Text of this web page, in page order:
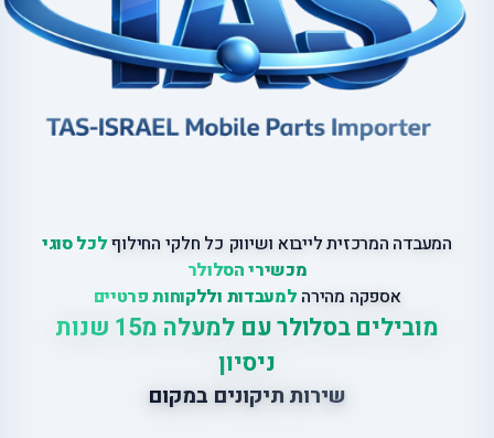
המעבדה המרכזית לייבוא ושיווק כל חלקי החילוףלכל סוגי
מכשירי הסלולר
אספקה מהירה למעבדות וללקוחות פרטיים
מובילים בסלולר עם למעלה מ15 שנות
ניסיון
שירות תיקונים במקום